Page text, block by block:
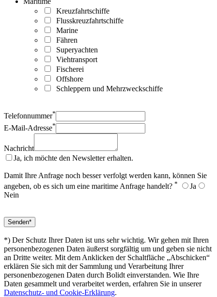
Kreuzfahrtschiffe
Flusskreuzfahrtschiffe
Marine
Fähren
Superyachten
Viehtransport
Fischerei
Offshore
Schleppern und Mehrzweckschiffe
Telefonnummer*
E-Mail-Adresse*
Nachricht
Ja, ich möchte den Newsletter erhalten.
Damit Ihre Anfrage noch besser verfolgt werden kann, können Sie
angeben, ob es sich um eine maritime Anfrage handelt? *
Ja
Nein
*) Der Schutz Ihrer Daten ist uns sehr wichtig. Wir gehen mit Ihren
personenbezogenen Daten äußerst sorgfältig um und geben sie nicht
an Dritte weiter. Mit dem Anklicken der Schaltfläche „Abschicken“
erklären Sie sich mit der Sammlung und Verarbeitung Ihrer
personenbezogenen Daten durch Bolidt einverstanden. Wie Ihre
Daten gesammelt und verarbeitet werden, erfahren Sie in unserer
Datenschutz- und Cookie-Erklärung.